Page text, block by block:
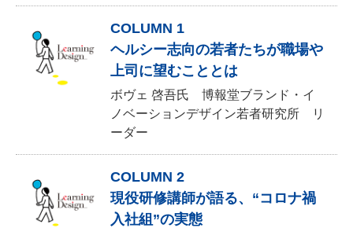
COLUMN 1
ヘルシー志向の若者たちが職場や
上司に望むこととは
ボヴェ 啓吾氏 博報堂ブランド・イ
ノベーションデザイン若者研究所 リ
ーダー
COLUMN 2
現役研修講師が語る、“コロナ禍
入社組”の実態